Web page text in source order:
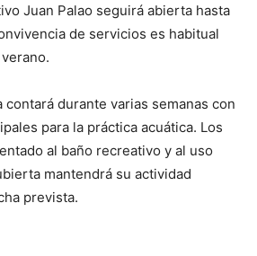
Juan Palao seguirá abierta hasta
de servicios es habitual
contará durante varias semanas con
para la práctica acuática. Los
al baño recreativo y al uso
mantendrá su actividad
prevista.